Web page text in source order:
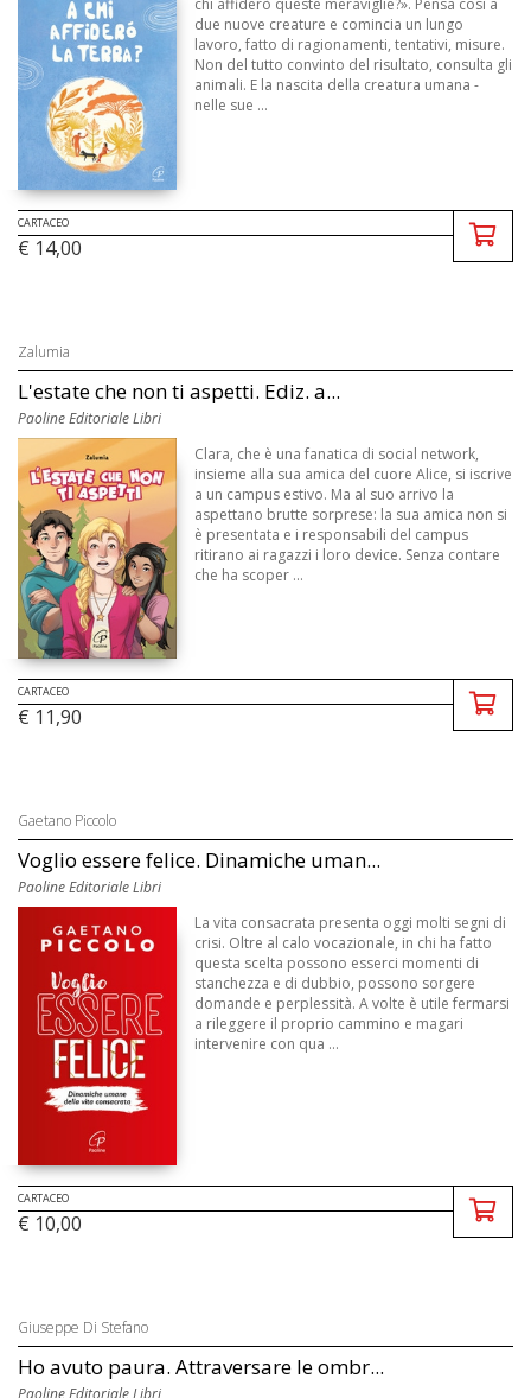
due nuove creature e comincia un lungo
lavoro, fatto di ragionamenti, tentativi, misure.
Non del tutto convinto del risultato, consulta gli
animali. E la nascita della creatura umana -
nelle sue ...
CARTACEO
€ 14,00
Zalumia
L'estate che non ti aspetti. Ediz. a...
Paoline Editoriale Libri
Clara, che è una fanatica di social network,
insieme alla sua amica del cuore Alice, si iscrive
a un campus estivo. Ma al suo arrivo la
aspettano brutte sorprese: la sua amica non si
è presentata e i responsabili del campus
ritirano ai ragazzi i loro device. Senza contare
che ha scoper ...
CARTACEO
€ 11,90
Gaetano Piccolo
Voglio essere felice. Dinamiche uman...
Paoline Editoriale Libri
La vita consacrata presenta oggi molti segni di
crisi. Oltre al calo vocazionale, in chi ha fatto
questa scelta possono esserci momenti di
stanchezza e di dubbio, possono sorgere
domande e perplessità. A volte è utile fermarsi
a rileggere il proprio cammino e magari
intervenire con qua ...
CARTACEO
€ 10,00
Giuseppe Di Stefano
Ho avuto paura. Attraversare le ombr...
Paoline Editoriale Libri